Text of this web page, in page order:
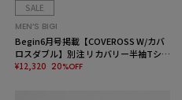
SALE
MEN’S BIGI
Begin6月号掲載【COVEROSS W/カバ
ロスダブル】別注 リカバリー半袖Tシャ
ツ＜接触冷感/UVカット/遮熱/リラック
¥12,320 20%OFF